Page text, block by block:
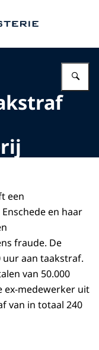
een
en haar
fraude. De
aan taakstraf.
van 50.000
ex-medewerker uit
van in totaal 240